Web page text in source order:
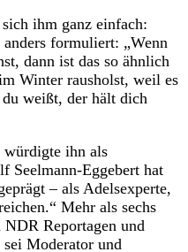
ihm ganz einfach:
anders formuliert: „Wenn
dann ist das so ähnlich
Winter rausholst, weil es
weißt, der hält dich
ihn als
Seelmann-Eggebert hat
– als Adelsexperte,
Mehr als sechs
NDR Reportagen und
Moderator und